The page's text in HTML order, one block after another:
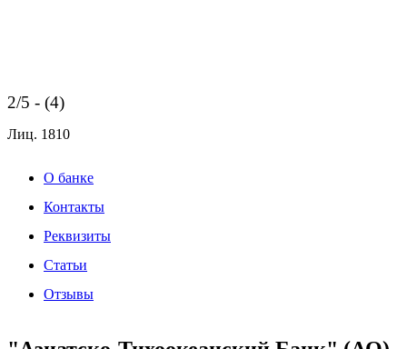
2/5 - (4)
Лиц. 1810
О банке
Контакты
Реквизиты
Статьи
Отзывы